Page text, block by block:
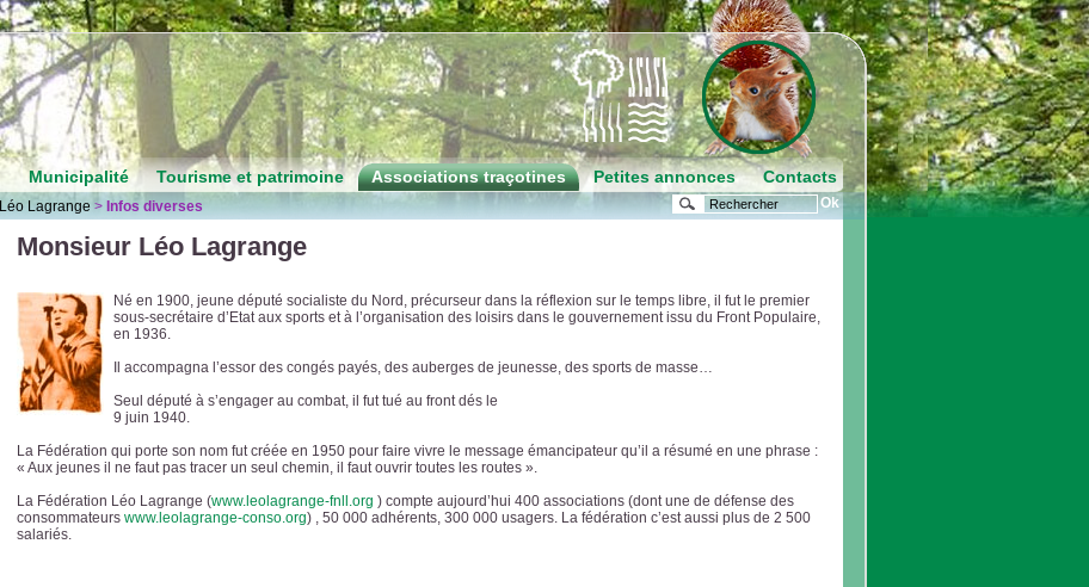
Municipalité Tourisme et patrimoine Associations traçotines Petites annonces Contacts
Léo Lagrange > Infos diverses
Monsieur Léo Lagrange
Né en 1900, jeune député socialiste du Nord, précurseur dans la réflexion sur le temps libre, il fut le premier
sous-secrétaire d’Etat aux sports et à l’organisation des loisirs dans le gouvernement issu du Front Populaire,
en 1936.
Il accompagna l’essor des congés payés, des auberges de jeunesse, des sports de masse…
Seul député à s’engager au combat, il fut tué au front dés le
9 juin 1940.
La Fédération qui porte son nom fut créée en 1950 pour faire vivre le message émancipateur qu’il a résumé en une phrase :
« Aux jeunes il ne faut pas tracer un seul chemin, il faut ouvrir toutes les routes ».
La Fédération Léo Lagrange (www.leolagrange-fnll.org ) compte aujourd’hui 400 associations (dont une de défense des
consommateurs www.leolagrange-conso.org) , 50 000 adhérents, 300 000 usagers. La fédération c’est aussi plus de 2 500
salariés.